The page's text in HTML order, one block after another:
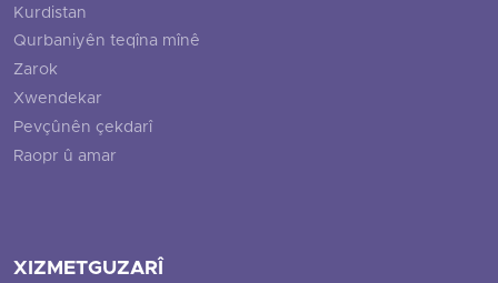
Kurdistan
Qurbaniyên teqîna mînê
Zarok
Xwendekar
Pevçûnên çekdarî
Raopr û amar
XIZMETGUZARÎ